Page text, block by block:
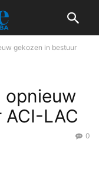
gekozen in bestuur
opnieuw
LAC
0